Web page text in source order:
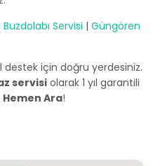
Servisi | Güngören
destek için doğru yerdesiniz.
servisi olarak 1 yıl garantili
Hemen Ara!